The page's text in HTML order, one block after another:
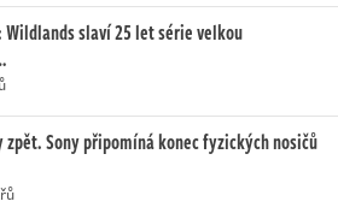
Wildlands slaví 25 let série velkou
zpět. Sony připomíná konec fyzických nosičů